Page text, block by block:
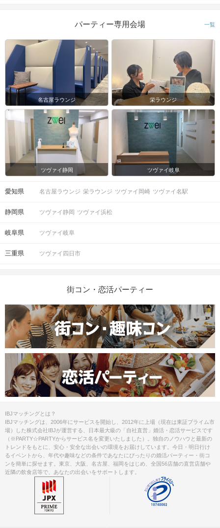
パーティー専用会場 一覧
名古屋ラウンジ 栄ラウンジ
ツヴァイ静岡 ツヴァイ岐阜
愛知県 名古屋ラウンジ 栄ラウンジ ツヴァイ岡崎 ツヴァイ名駅
静岡県 ツヴァイ静岡 ツヴァイ浜松
岐阜県 ツヴァイ岐阜
三重県 ツヴァイ四日市
街コン・恋活パーティー
IBJマッチングとは？
IBJマッチングは、2006年にサービスを開始し、2012年に上場（現在は東証プライム市
場）した株式会社IBJが運営する、日本最大級の「自社直営」婚活・恋活サービスです
（※PARTY☆PARTYからサービス名を変更いたしました）。独自のノウハウと最新の
トレンドをもとに、安心・安全な出会いの環境をお届けしています。今日・明日行け
るイベントから、年代や趣味などの条件であなたにぴったりの婚活パーティー・街コ
ンを簡単に探せます。東京、大阪、名古屋、福岡をはじめ、全国56店舗の直営店舗や
近隣の飲食店等で、あなたの出会いをサポートします。